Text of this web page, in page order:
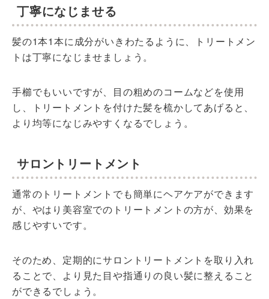
丁寧になじませる
髪の1本1本に成分がいきわたるように、トリートメン
トは丁寧になじませましょう。
手櫛でもいいですが、目の粗めのコームなどを使用
し、トリートメントを付けた髪を梳かしてあげると、
より均等になじみやすくなるでしょう。
サロントリートメント
通常のトリートメントでも簡単にヘアケアができます
が、やはり美容室でのトリートメントの方が、効果を
感じやすいです。
そのため、定期的にサロントリートメントを取り入れ
ることで、より見た目や指通りの良い髪に整えること
ができるでしょう。